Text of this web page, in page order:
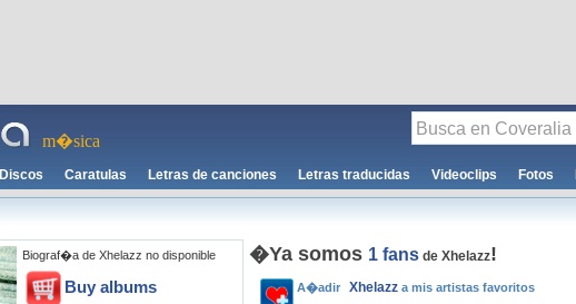
m�sica
Discos Caratulas Letras de canciones Letras traducidas Videoclips Fotos
Biograf�a de Xhelazz no disponible
Buy albums
�Ya somos 1 fans de Xhelazz!
A�adir Xhelazz a mis artistas favoritos